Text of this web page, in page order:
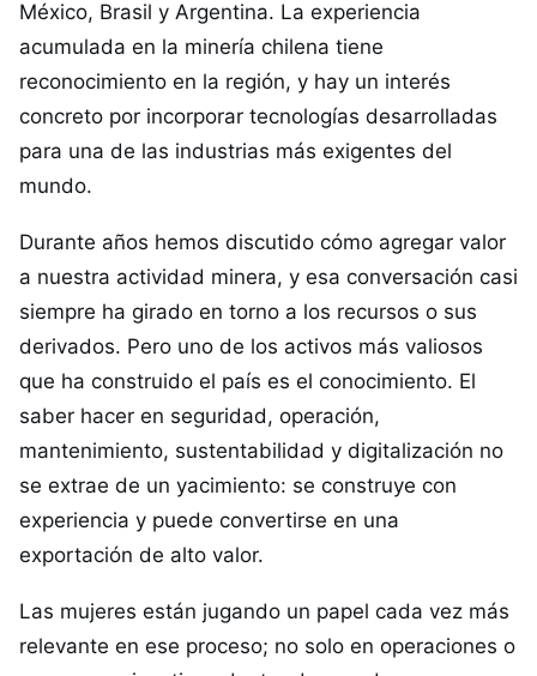
México, Brasil y Argentina. La experiencia
acumulada en la minería chilena tiene
reconocimiento en la región, y hay un interés
concreto por incorporar tecnologías desarrolladas
para una de las industrias más exigentes del
mundo.
Durante años hemos discutido cómo agregar valor
a nuestra actividad minera, y esa conversación casi
siempre ha girado en torno a los recursos o sus
derivados. Pero uno de los activos más valiosos
que ha construido el país es el conocimiento. El
saber hacer en seguridad, operación,
mantenimiento, sustentabilidad y digitalización no
se extrae de un yacimiento: se construye con
experiencia y puede convertirse en una
exportación de alto valor.
Las mujeres están jugando un papel cada vez más
relevante en ese proceso; no solo en operaciones o